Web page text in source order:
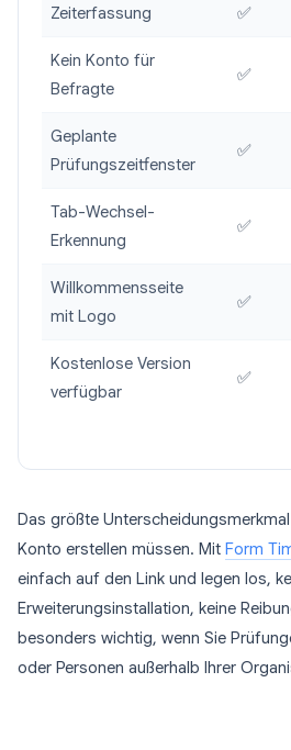
Zeiterfassung ✅
Kein Konto für
Befragte
✅
Geplante
Prüfungszeitfenster
✅
Tab-Wechsel-
Erkennung
✅
Willkommensseite
mit Logo
✅
Kostenlose Version
verfügbar
✅
Das größte
Konto erstellen müssen. Mit Form
einfach auf den Link und legen los,
Erweiterungsinstallation, keine
besonders wichtig, wenn Sie
oder Personen außerhalb Ihrer